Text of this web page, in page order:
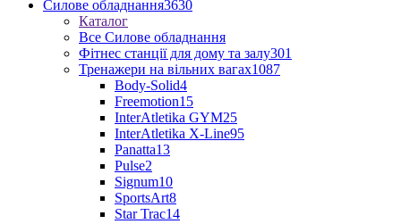
Силове обладнання3630
Каталог
Все Силове обладнання
Фітнес станції для дому та залу301
Тренажери на вільних вагах1087
Body-Solid4
Freemotion15
InterAtletika GYM25
InterAtletika X-Line95
Panatta13
Pulse2
Signum10
SportsArt8
Star Trac14